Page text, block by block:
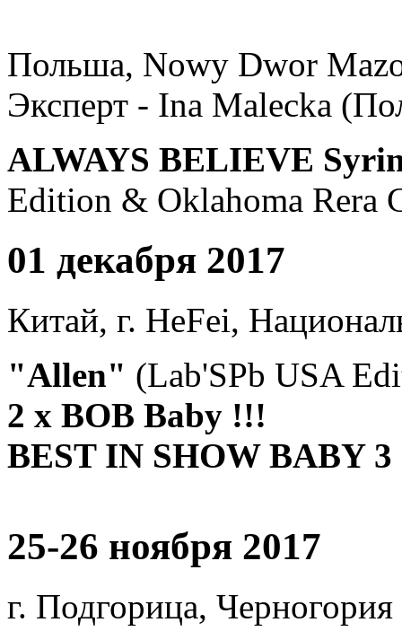
Польша, Nowy Dwor
Эксперт - Ina Malecka
ALWAYS BELIEVE
Edition & Oklahoma Rera
01 декабря 2017
Китай, г. HeFei,
"Allen" (Lab'SPb USA
2 x BOB Baby !!!
BEST IN SHOW BABY
25-26 ноября 2017
г. Подгорица, Черногория